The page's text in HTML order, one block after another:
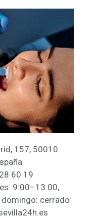
157, 50010
60 19
9:00–13:00,
cerrado